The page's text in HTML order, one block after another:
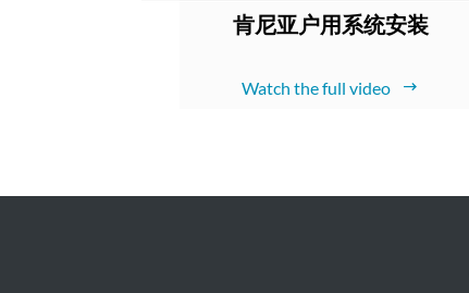
肯尼亚户用系统安装
Watch the full video